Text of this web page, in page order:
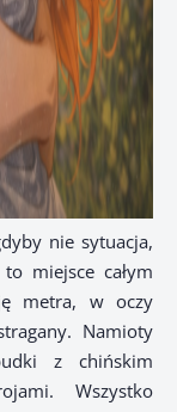
nie sytuacja,
miejsce całym
metra, w oczy
Namioty
z chińskim
Wszystko